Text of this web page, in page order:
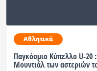
Εκπομπές
Αθλητικά
Παγκόσμιο Κύπελλο U-20
Μουντιάλ των αστεριών